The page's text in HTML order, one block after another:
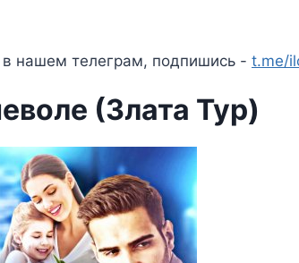
нашем телеграм, подпишись - t.me/
(Злата Тур)